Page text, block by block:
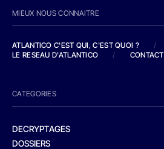
MIEUX NOUS CONNAITRE
ATLANTICO C'EST QUI, C'EST QUOI ?
/
LE RESEAU D'ATLANTICO
/ CONTACT
CATEGORIES
DECRYPTAGES
DOSSIERS